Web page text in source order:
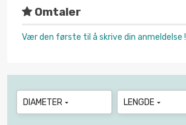
Omtaler
Vær den første til å skrive din anmeldelse !
DIAMETER  LENGDE 